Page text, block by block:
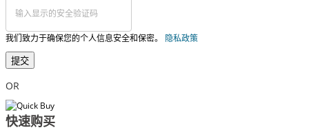
我们致力于确保您的个人信息安全和保密。 隐私政策
提交
OR
快速购买